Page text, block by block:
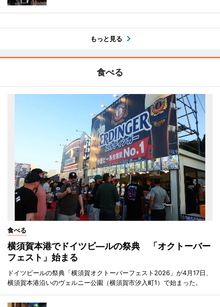
もっと見る
食べる
食べる
横須賀本港でドイツビ―ルの祭典 「オクトーバー
フェスト」始まる
ドイツビールの祭典「横須賀オクトーバーフェスト2026」が4月17日、
横須賀本港沿いのヴェルニー公園（横須賀市汐入町1）で始まった。